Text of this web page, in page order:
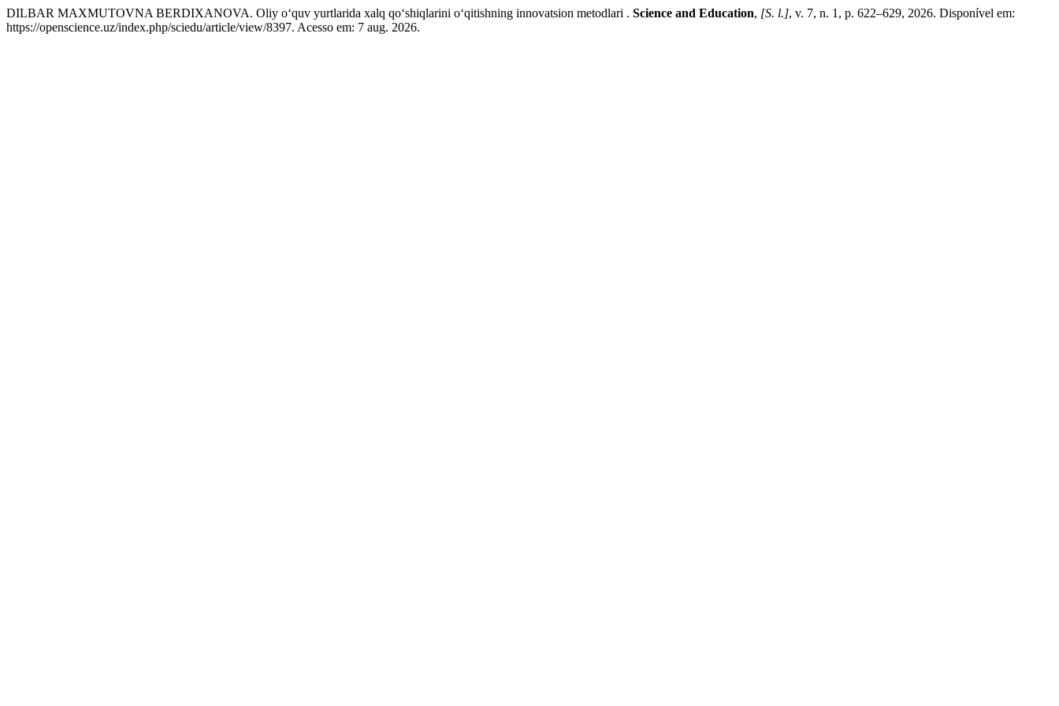
DILBAR MAXMUTOVNA BERDIXANOVA. Oliy o‘quv yurtlarida xalq qo‘shiqlarini o‘qitishning innovatsion metodlari . Science and Education, [S. l.], v. 7, n. 1, p. 622–629, 2026. Disponível em:
https://openscience.uz/index.php/sciedu/article/view/8397. Acesso em: 7 aug. 2026.